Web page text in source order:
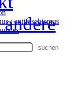
/ antifaschismus